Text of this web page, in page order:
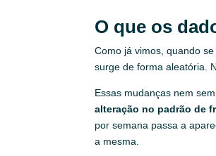
O que os
Como já vimos, quando
surge de forma aleatória.
Essas mudanças nem
alteração no padrão de
por semana passa a
a mesma.